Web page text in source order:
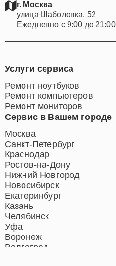
г. Москва
улица Шаболовка, 52
Ежедневно с 9:00 до 21:00
Сервис в Вашем городе
Москва
Санкт-Петербург
Краснодар
Ростов-на-Дону
Нижний Новгород
Новосибирск
Екатеринбург
Казань
Челябинск
Уфа
Воронеж
Волгоград
Услуги сервиса
Ремонт ноутбуков
Ремонт компьютеров
Ремонт мониторов